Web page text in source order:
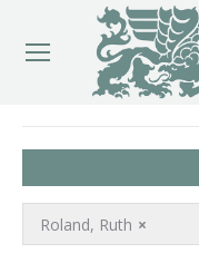
×
Roland, Ruth